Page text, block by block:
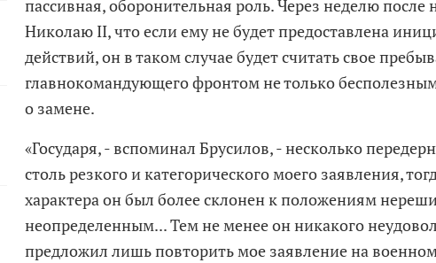
пассивная, оборонительная роль. Через неделю после
Николаю II, что если ему не будет предоставлена
действий, он в таком случае будет считать свое
главнокомандующего фронтом не только
о замене.
«Государя, - вспоминал Брусилов, - несколько
столь резкого и категорического моего заявления,
характера он был более склонен к положениям
неопределенным... Тем не менее он никакого
предложил лишь повторить мое заявление на